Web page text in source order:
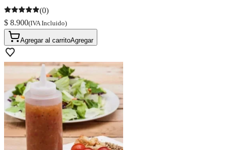
(0)
$ 8.900(IVA Incluido)
Agregar al carritoAgregar